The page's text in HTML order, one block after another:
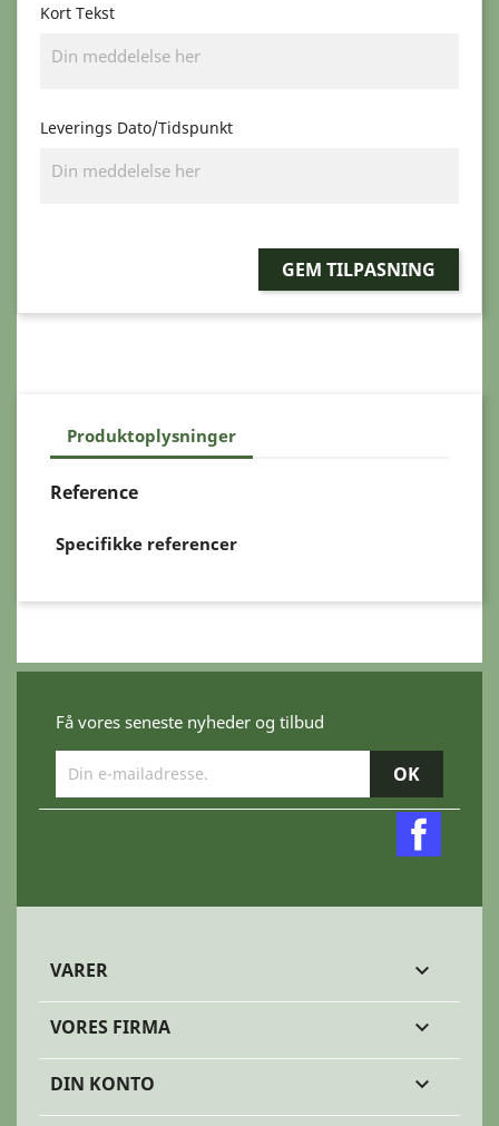
Kort Tekst
Leverings Dato/Tidspunkt
GEM TILPASNING
Produktoplysninger
Reference
Specifikke referencer
Få vores seneste nyheder og tilbud
VARER 
VORES FIRMA 
DIN KONTO 